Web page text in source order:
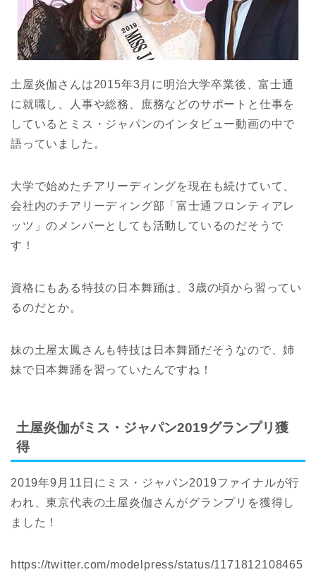
土屋炎伽さんは2015年3月に明治大学卒業後、富士通
に就職し、人事や総務、庶務などのサポートと仕事を
しているとミス・ジャパンのインタビュー動画の中で
語っていました。
大学で始めたチアリーディングを現在も続けていて、
会社内のチアリーディング部「富士通フロンティアレ
ッツ」のメンバーとしても活動しているのだそうで
す！
資格にもある特技の日本舞踊は、3歳の頃から習ってい
るのだとか。
妹の土屋太鳳さんも特技は日本舞踊だそうなので、姉
妹で日本舞踊を習っていたんですね！
土屋炎伽がミス・ジャパン2019グランプリ獲
得
2019年9月11日にミス・ジャパン2019ファイナルが行
われ、東京代表の土屋炎伽さんがグランプリを獲得し
ました！
https://twitter.com/modelpress/status/1171812108465